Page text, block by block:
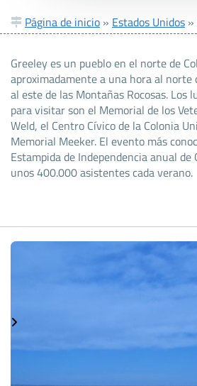
Página de inicio » Estados Unidos »
Greeley es un pueblo en el norte de
aproximadamente a una hora al norte
al este de las Montañas Rocosas. Los
para visitar son el Memorial de los
Weld, el Centro Cívico de la Colonia
Memorial Meeker. El evento más
Estampida de Independencia anual de
unos 400.000 asistentes cada verano.